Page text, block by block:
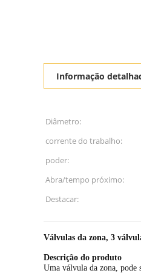
Informação
Diâmetro:
corrente do trabalho:
poder:
Abra/tempo próximo:
Destacar:
Válvulas da zona, 3
Descrição do produto
Uma válvula da zona, pode